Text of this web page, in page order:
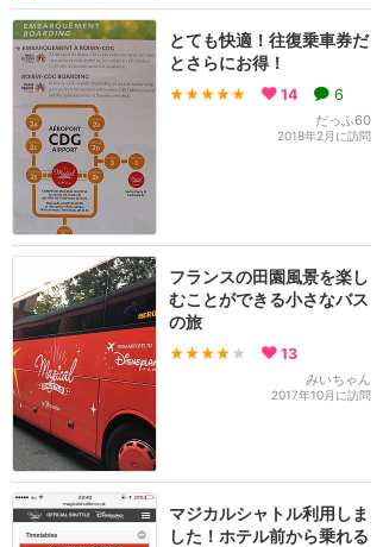
とても快適！往復乗車券だ
とさらにお得！
★★★★★ 14 6
だっふ60
2018年2月に訪問
フランスの田園風景を楽し
むことができる小さなバス
の旅
★★★★ ★ 13
みいちゃん
2017年10月に訪問
マジカルシャトル利用しま
した！ホテル前から乗れる